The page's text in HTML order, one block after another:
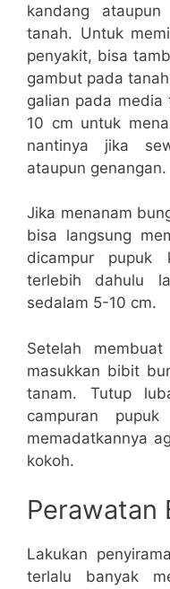
kandang
tanah. Untuk
penyakit, bisa
gambut pada
galian pada
10 cm untuk
nantinya jika
ataupun genangan.
Jika menanam
bisa langsung
dicampur pupuk
terlebih dahulu
sedalam 5-10 cm.
Setelah
masukkan bibit
tanam. Tutup
campuran
memadatkannya
kokoh.
Perawatan
Lakukan
terlalu banyak